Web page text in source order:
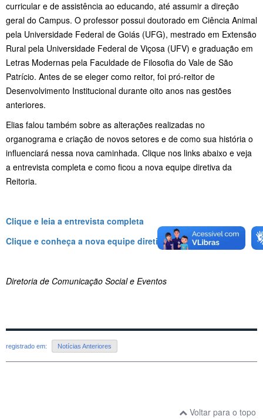
curricular e de assistência ao educando, até assumir a direção
geral do Campus. O professor possui doutorado em Ciência Animal
pela Universidade Federal de Goiás (UFG), mestrado em Extensão
Rural pela Universidade Federal de Viçosa (UFV) e graduação em
Letras Modernas pela Faculdade de Filosofia do Vale de São
Patrício. Antes de se eleger como reitor, foi pró-reitor de
Desenvolvimento Institucional durante oito anos nas gestões
anteriores.
Elias falou também sobre as alterações realizadas no
organograma e criação de novos setores e de como sua história o
influenciará nessa nova caminhada. Clique nos links abaixo e veja
a entrevista completa e como ficou a nova equipe diretiva da
Reitoria.
Clique e leia a entrevista completa
Clique e conheça a nova equipe diretiva da Reitoria
Diretoria de Comunicação Social e Eventos
registrado em: Notícias Anteriores
Voltar para o topo